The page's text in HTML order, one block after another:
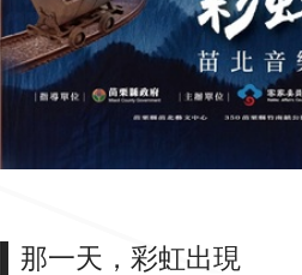
那一天，彩虹出現